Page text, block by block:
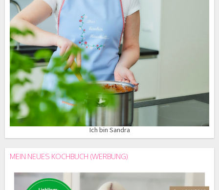
Ich bin Sandra
MEIN NEUES KOCHBUCH (WERBUNG)